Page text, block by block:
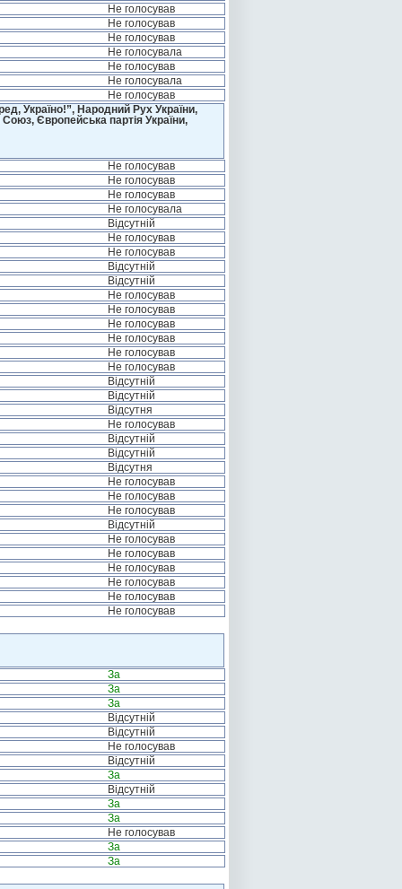
Не голосував
Не голосував
Не голосував
Не голосувала
Не голосував
Не голосувала
Не голосував
Україно!”, Народний Рух України,
Європейська партія України,
Не голосував
Не голосував
Не голосував
Не голосувала
Відсутній
Не голосував
Не голосував
Відсутній
Відсутній
Не голосував
Не голосував
Не голосував
Не голосував
Не голосував
Не голосував
Відсутній
Відсутній
Відсутня
Не голосував
Відсутній
Відсутній
Відсутня
Не голосував
Не голосував
Не голосував
Відсутній
Не голосував
Не голосував
Не голосував
Не голосував
Не голосував
Не голосував
За
За
За
Відсутній
Відсутній
Не голосував
Відсутній
За
Відсутній
За
За
Не голосував
За
За